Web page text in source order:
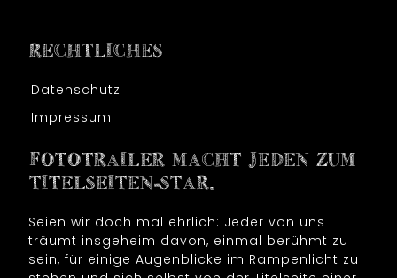
RECHTLICHES
Datenschutz
Impressum
FOTOTRAILER MACHT JEDEN ZUM
TITELSEITEN-STAR.
Seien wir doch mal ehrlich: Jeder von uns
träumt insgeheim davon, einmal berühmt zu
sein, für einige Augenblicke im Rampenlicht zu